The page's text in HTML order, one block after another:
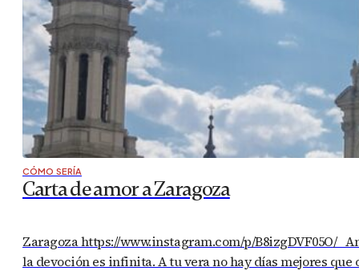
CÓMO SERÍA
Carta de amor a Zaragoza
Zaragoza https://www.instagram.com/p/B8izgDVF05O/
la devoción es infinita. A tu vera no hay días mejores